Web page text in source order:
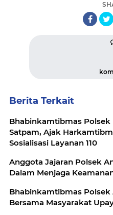
Berita Terkait
Bhabinkamtibmas Polsek
Satpam, Ajak
Sosialisasi Layanan 110
Anggota Jajaran Polsek
Dalam Menjaga
Bhabinkamtibmas Polsek
Bersama Masyarakat